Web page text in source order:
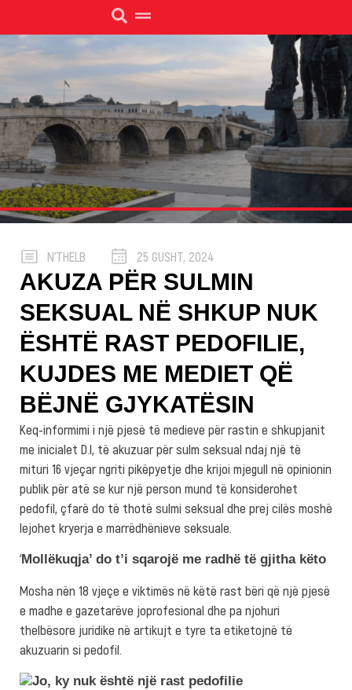
N’THELB 25 GUSHT, 2024
AKUZA PËR SULMIN
SEKSUAL NË SHKUP NUK
ËSHTË RAST PEDOFILIE,
KUJDES ME MEDIET QË
BËJNË GJYKATËSIN
Keq-informimi i një pjesë të medieve për rastin e shkupjanit
me inicialet D.I, të akuzuar për sulm seksual ndaj një të
mituri 16 vjeçar ngriti pikëpyetje dhe krijoi mjegull në opinionin
publik për atë se kur një person mund të konsiderohet
pedofil, çfarë do të thotë sulmi seksual dhe prej cilës moshë
lejohet kryerja e marrëdhënieve seksuale.
‘Mollëkuqja’ do t’i sqarojë me radhë të gjitha këto
Mosha nën 18 vjeçe e viktimës në këtë rast bëri që një pjesë
e madhe e gazetarëve joprofesional dhe pa njohuri
thelbësore juridike në artikujt e tyre ta etiketojnë të
akuzuarin si pedofil.
Jo, ky nuk është një rast pedofilie